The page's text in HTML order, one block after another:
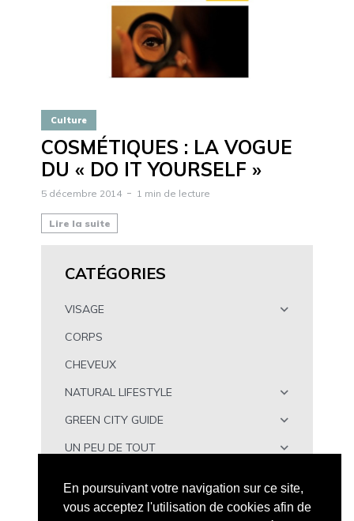
Culture
COSMÉTIQUES : LA VOGUE
DU « DO IT YOURSELF »
5 décembre 2014 1 min de lecture
Lire la suite
CATÉGORIES
VISAGE
CORPS
CHEVEUX
NATURAL LIFESTYLE
GREEN CITY GUIDE
UN PEU DE TOUT
En poursuivant votre navigation sur ce site,
vous acceptez l'utilisation de cookies afin de